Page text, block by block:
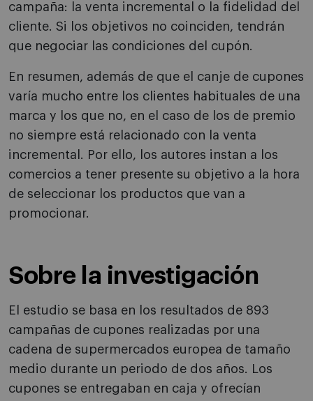
campaña: la venta incremental o la fidelidad del
cliente. Si los objetivos no coinciden, tendrán
que negociar las condiciones del cupón.
En resumen, además de que el canje de cupones
varía mucho entre los clientes habituales de una
marca y los que no, en el caso de los de premio
no siempre está relacionado con la venta
incremental. Por ello, los autores instan a los
comercios a tener presente su objetivo a la hora
de seleccionar los productos que van a
promocionar.
Sobre la investigación
El estudio se basa en los resultados de 893
campañas de cupones realizadas por una
cadena de supermercados europea de tamaño
medio durante un periodo de dos años. Los
cupones se entregaban en caja y ofrecían